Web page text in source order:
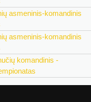
asmeninis-komandinis
asmeninis-komandinis
komandinis -